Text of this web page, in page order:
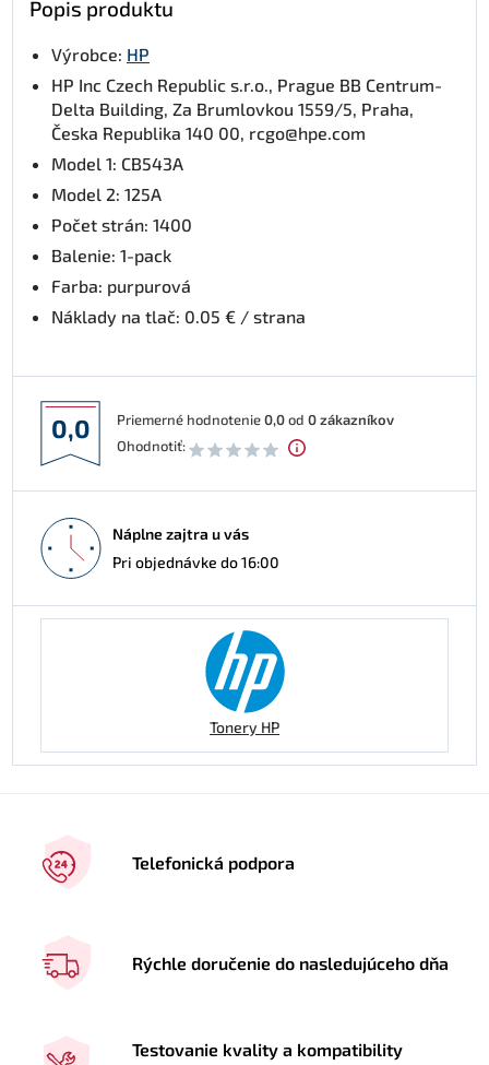
Popis produktu
Výrobce: HP
HP Inc Czech Republic s.r.o., Prague BB Centrum-
Delta Building, Za Brumlovkou 1559/5, Praha,
Česka Republika 140 00, rcgo@hpe.com
Model 1: CB543A
Model 2: 125A
Počet strán: 1400
Balenie: 1-pack
Farba: purpurová
Náklady na tlač: 0.05 € / strana
0,0 Priemerné hodnotenie0,0od 0zákazníkov
Ohodnotiť:
Náplne zajtra u vás
Pri objednávke do 16:00
Tonery HP
Telefonická podpora
Rýchle doručenie do nasledujúceho dňa
Testovanie kvality a kompatibility